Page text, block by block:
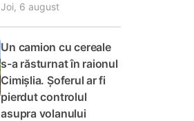
Joi, 6 august
Un camion cu cereale
s-a răsturnat în raionul
Cimișlia. Șoferul ar fi
pierdut controlul
asupra volanului